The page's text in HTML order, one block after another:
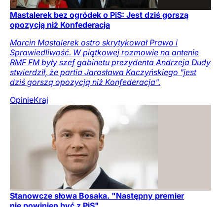
Mastalerek bez ogródek o PiS: Jest dziś gorszą
opozycją niż Konfederacja
Marcin Mastalerek ostro skrytykował Prawo i
Sprawiedliwość. W piątkowej rozmowie na antenie
RMF FM były szef gabinetu prezydenta Andrzeja Dudy
stwierdził, że partia Jarosława Kaczyńskiego "jest
dziś gorszą opozycją niż Konfederacja".
OpinieKraj
Stanowcze słowa Bosaka. "Następny premier